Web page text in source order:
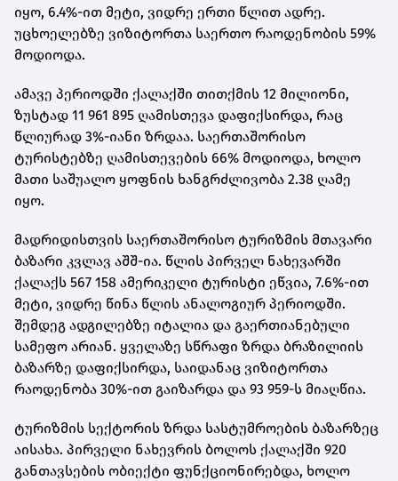
იყო, 6.4%-ით მეტი, ვიდრე ერთი წლით ადრე.
უცხოელებზე ვიზიტორთა საერთო რაოდენობის 59%
მოდიოდა.
ამავე პერიოდში ქალაქში თითქმის 12 მილიონი,
ზუსტად 11 961 895 ღამისთევა დაფიქსირდა, რაც
წლიურად 3%-იანი ზრდაა. საერთაშორისო
ტურისტებზე ღამისთევების 66% მოდიოდა, ხოლო
მათი საშუალო ყოფნის ხანგრძლივობა 2.38 ღამე
იყო.
მადრიდისთვის საერთაშორისო ტურიზმის მთავარი
ბაზარი კვლავ აშშ-ია. წლის პირველ ნახევარში
ქალაქს 567 158 ამერიკელი ტურისტი ეწვია, 7.6%-ით
მეტი, ვიდრე წინა წლის ანალოგიურ პერიოდში.
შემდეგ ადგილებზე იტალია და გაერთიანებული
სამეფო არიან. ყველაზე სწრაფი ზრდა ბრაზილიის
ბაზარზე დაფიქსირდა, საიდანაც ვიზიტორთა
რაოდენობა 30%-ით გაიზარდა და 93 959-ს მიაღწია.
ტურიზმის სექტორის ზრდა სასტუმროების ბაზარზეც
აისახა. პირველი ნახევრის ბოლოს ქალაქში 920
განთავსების ობიექტი ფუნქციონირებდა, ხოლო